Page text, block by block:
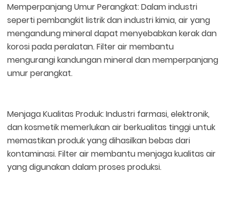
Memperpanjang Umur Perangkat: Dalam industri
seperti pembangkit listrik dan industri kimia, air yang
mengandung mineral dapat menyebabkan kerak dan
korosi pada peralatan. Filter air membantu
mengurangi kandungan mineral dan memperpanjang
umur perangkat.
Menjaga Kualitas Produk: Industri farmasi, elektronik,
dan kosmetik memerlukan air berkualitas tinggi untuk
memastikan produk yang dihasilkan bebas dari
kontaminasi. Filter air membantu menjaga kualitas air
yang digunakan dalam proses produksi.